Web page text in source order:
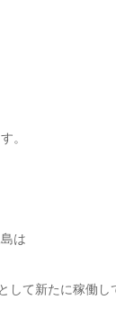
。
は
として新たに稼働し